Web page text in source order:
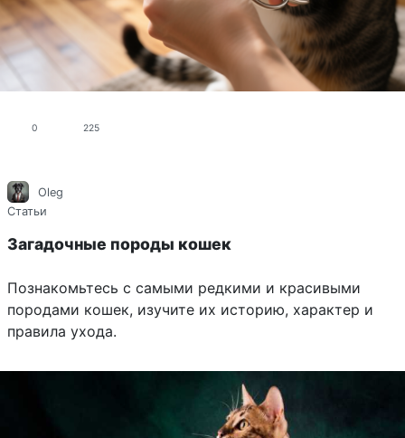
0 225
Oleg
Статьи
Загадочные породы кошек
Познакомьтесь с самыми редкими и красивыми
породами кошек, изучите их историю, характер и
правила ухода.